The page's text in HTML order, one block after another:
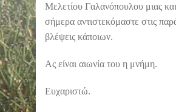
Μελετίου Γαλανόπουλου μιας
σήμερα αντιστεκόμαστε στις
βλέψεις κάποιων.
Ας είναι αιωνία του η μνήμη.
Ευχαριστώ.